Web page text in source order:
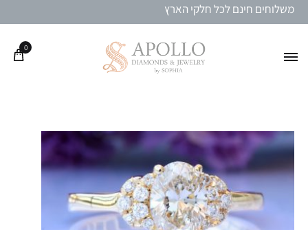
משלוחים חינם לכל חלקי הארץ
0